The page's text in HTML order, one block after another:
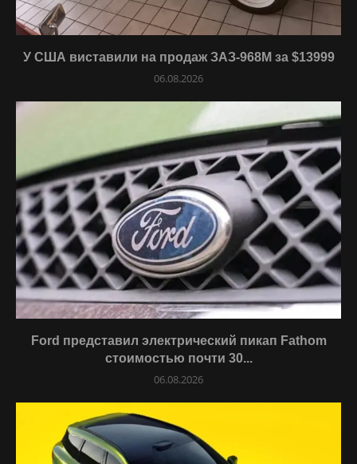
У США виставили на продаж ЗАЗ-968М за $13999
06.08.2026
Ford представил электрический пикап Fathom
стоимостью почти 30...
06.08.2026